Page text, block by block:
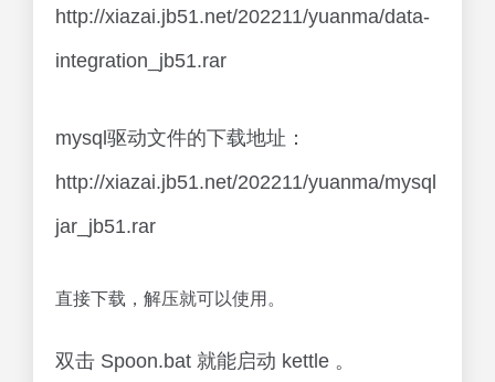
http://xiazai.jb51.net/202211/yuanma/data-
integration_jb51.rar
mysql驱动文件的下载地址：
http://xiazai.jb51.net/202211/yuanma/mysql
jar_jb51.rar
直接下载，解压就可以使用。
双击 Spoon.bat 就能启动 kettle 。